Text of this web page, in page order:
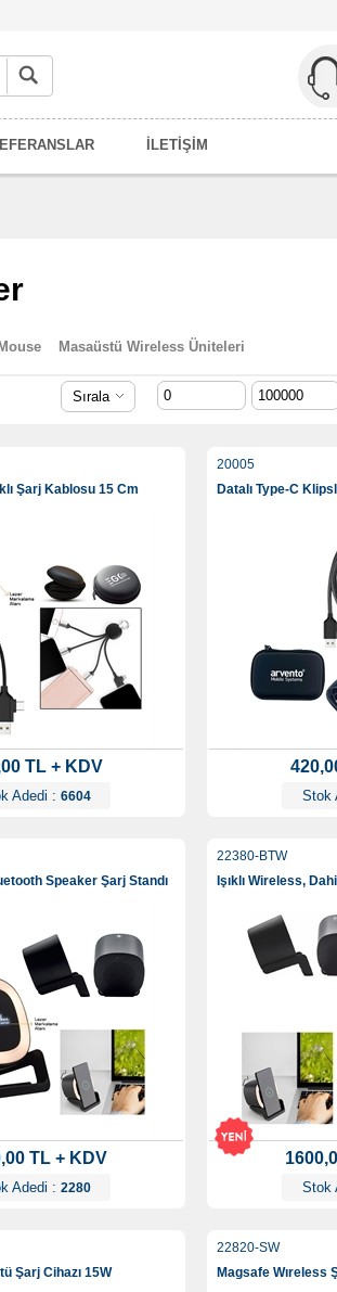
İLETİŞİM
Masaüstü Wireless Üniteleri
Sırala
Şarj Kablosu 15 Cm
TL + KDV
Adedi : 6604
20005
Stok
Speaker Şarj Standı
TL + KDV
Adedi : 2280
22380-BTW
Stok
Şarj Cihazı 15W
22820-SW
Magsafe Wıreless